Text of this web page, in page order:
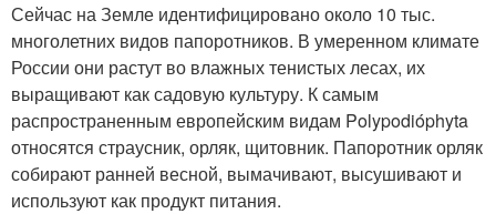
Сейчас на Земле идентифицировано около 10 тыс.
многолетних видов папоротников. В умеренном климате
России они растут во влажных тенистых лесах, их
выращивают как садовую культуру. К самым
распространенным европейским видам Polypodióphyta
относятся страусник, орляк, щитовник. Папоротник орляк
собирают ранней весной, вымачивают, высушивают и
используют как продукт питания.